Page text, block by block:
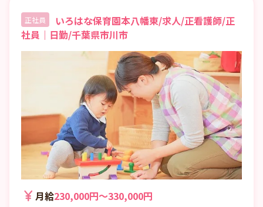
正社員
いろはな保育園本八幡東/求人/正看護師/正
社員｜日勤/千葉県市川市
月給230,000円〜330,000円